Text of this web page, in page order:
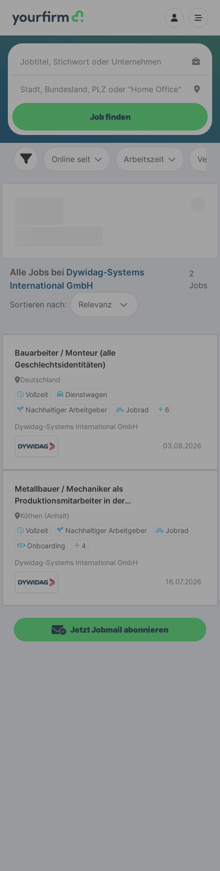
Job finden
Online seit Arbeitszeit
Alle Jobs bei Dywidag-Systems
International GmbH
2
Jobs
Sortieren nach:
Relevanz
Bauarbeiter / Monteur (alle
Geschlechtsidentitäten)
Deutschland
Vollzeit
Dienstwagen
Nachhaltiger Arbeitgeber
Jobrad
6
Dywidag-Systems International GmbH
03.08.2026
Metallbauer / Mechaniker als
Produktionsmitarbeiter in der
metallverarbeitenden Industrie (alle
Geschlechtsidentitäten)
Köthen (Anhalt)
Vollzeit
Nachhaltiger Arbeitgeber
Jobrad
Onboarding
4
Dywidag-Systems International GmbH
16.07.2026
Jetzt Jobmail abonnieren